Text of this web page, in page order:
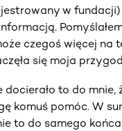
w
czegoś więcej na
się moja
docierało to do mnie,
komuś pomóc. W
to do samego